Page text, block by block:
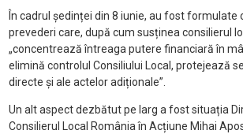
În cadrul ședinței din 8 iunie, au fost
prevederi care, după cum susținea consilierul
„concentrează întreaga putere financiară în
elimină controlul Consiliului Local, protejează
directe și ale actelor adiționale”.
Un alt aspect dezbătut pe larg a fost situația
Consilierul Local România în Acțiune Mihai